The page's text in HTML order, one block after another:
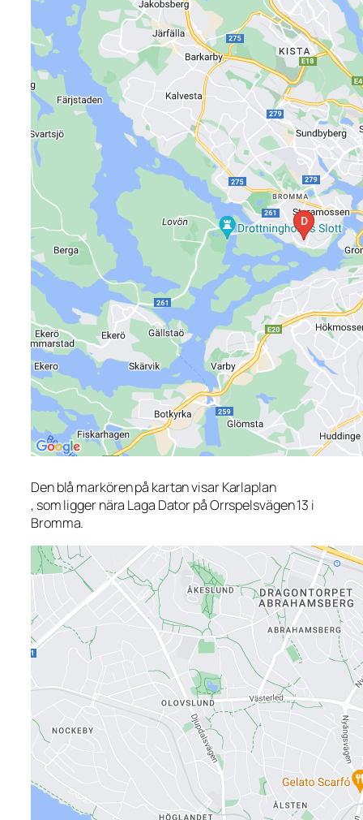
Den blå markören på kartan visar Karlaplan
, som ligger nära Laga Dator på Orrspelsvägen 13 i
Bromma.